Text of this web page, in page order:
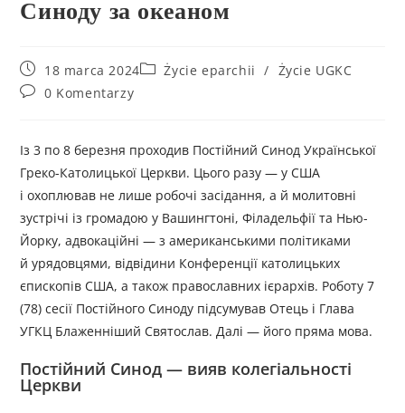
Синоду за океаном
18 marca 2024 Życie eparchii / Życie UGKC
0 Komentarzy
Із 3 по 8 березня проходив Постійний Синод Української
Греко-Католицької Церкви. Цього разу — у США
і охоплював не лише робочі засідання, а й молитовні
зустрічі із громадою у Вашингтоні, Філадельфії та Нью-
Йорку, адвокаційні — з американськими політиками
й урядовцями, відвідини Конференції католицьких
єпископів США, а також православних ієрархів. Роботу 7
(78) сесії Постійного Синоду підсумував Отець і Глава
УГКЦ Блаженніший Святослав. Далі — його пряма мова.
Постійний Синод — вияв колегіальності
Церкви